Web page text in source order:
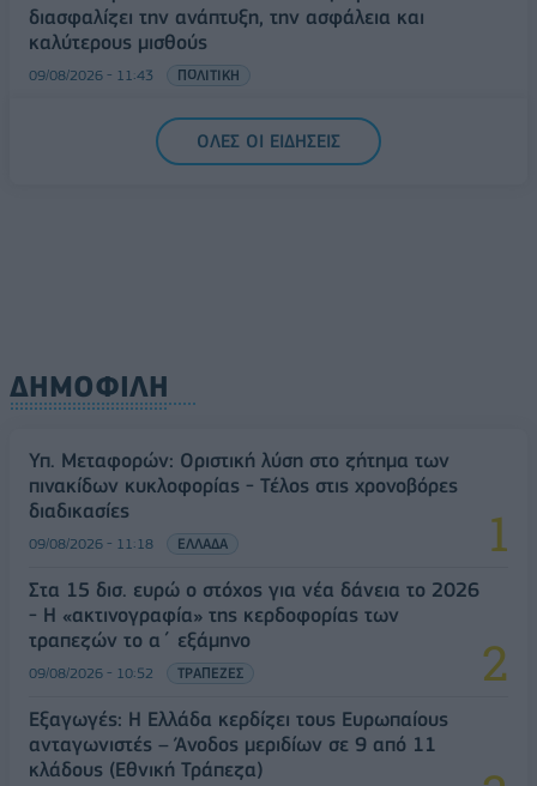
διασφαλίζει την ανάπτυξη, την ασφάλεια και
καλύτερους μισθούς
09/08/2026 - 11:43 ΠΟΛΙΤΙΚΗ
Υπ. Μεταφορών: Οριστική λύση στο ζήτημα των
πινακίδων κυκλοφορίας - Τέλος στις χρονοβόρες
ΟΛΕΣ ΟΙ ΕΙΔΗΣΕΙΣ
ΔΗΜΟΦΙΛΗ
Υπ. Μεταφορών: Οριστική λύση στο ζήτημα των
πινακίδων κυκλοφορίας - Τέλος στις χρονοβόρες
διαδικασίες
09/08/2026 - 11:18 ΕΛΛΑΔΑ
Στα 15 δισ. ευρώ ο στόχος για νέα δάνεια το 2026
- Η «ακτινογραφία» της κερδοφορίας των
τραπεζών το α΄ εξάμηνο
09/08/2026 - 10:52 ΤΡΑΠΕΖΕΣ
Εξαγωγές: Η Ελλάδα κερδίζει τους Ευρωπαίους
ανταγωνιστές – Άνοδος μεριδίων σε 9 από 11
κλάδους (Εθνική Τράπεζα)